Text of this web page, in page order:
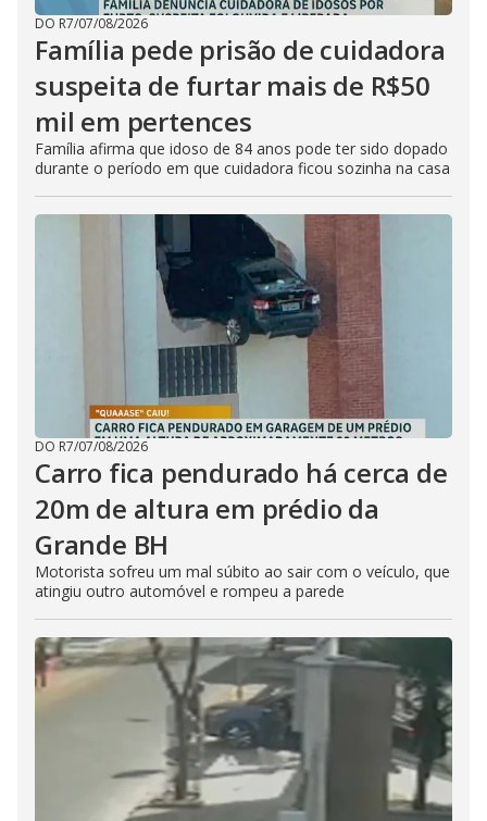
DO R7/07/08/2026
Família pede prisão de cuidadora
suspeita de furtar mais de R$50
mil em pertences
Família afirma que idoso de 84 anos pode ter sido dopado
durante o período em que cuidadora ficou sozinha na casa
DO R7/07/08/2026
Carro fica pendurado há cerca de
20m de altura em prédio da
Grande BH
Motorista sofreu um mal súbito ao sair com o veículo, que
atingiu outro automóvel e rompeu a parede